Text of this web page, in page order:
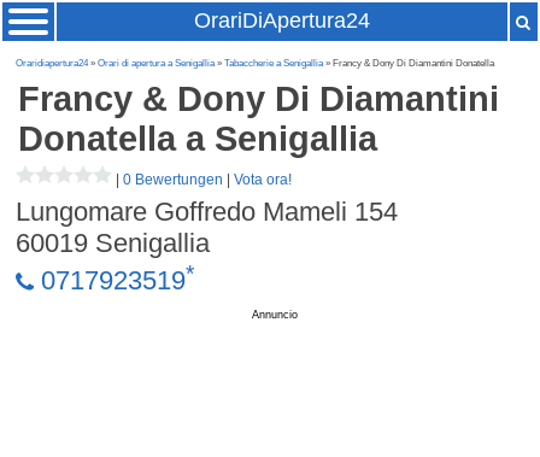
OrariDiApertura24
Oraridiapertura24»Orari di apertura a Senigallia»Tabaccherie a Senigallia» Francy & Dony Di Diamantini Donatella
Francy & Dony Di Diamantini
Donatellaa Senigallia
|0 Bewertungen |Vota ora!
Lungomare Goffredo Mameli 154
60019 Senigallia
0717923519*
Annuncio